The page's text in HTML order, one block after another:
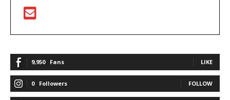
9,950 Fans LIKE
0 Followers FOLLOW